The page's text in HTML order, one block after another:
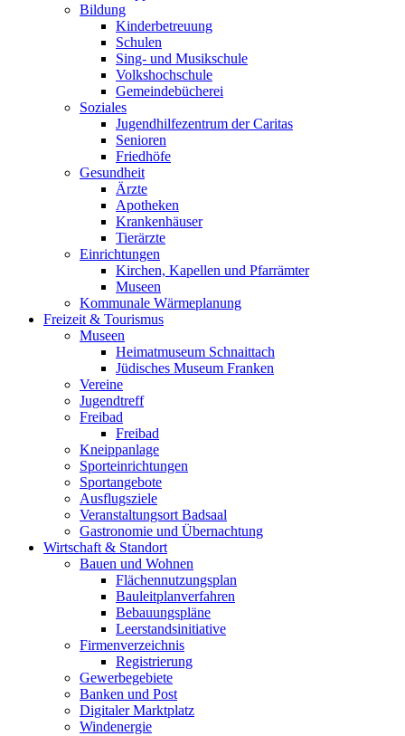
Bildung
Kinderbetreuung
Schulen
Sing- und Musikschule
Volkshochschule
Gemeindebücherei
Soziales
Jugendhilfezentrum der Caritas
Senioren
Friedhöfe
Gesundheit
Ärzte
Apotheken
Krankenhäuser
Tierärzte
Einrichtungen
Kirchen, Kapellen und Pfarrämter
Museen
Kommunale Wärmeplanung
Freizeit & Tourismus
Museen
Heimatmuseum Schnaittach
Jüdisches Museum Franken
Vereine
Jugendtreff
Freibad
Freibad
Kneippanlage
Sporteinrichtungen
Sportangebote
Ausflugsziele
Veranstaltungsort Badsaal
Gastronomie und Übernachtung
Wirtschaft & Standort
Bauen und Wohnen
Flächennutzungsplan
Bauleitplanverfahren
Bebauungspläne
Leerstandsinitiative
Firmenverzeichnis
Registrierung
Gewerbegebiete
Banken und Post
Digitaler Marktplatz
Windenergie